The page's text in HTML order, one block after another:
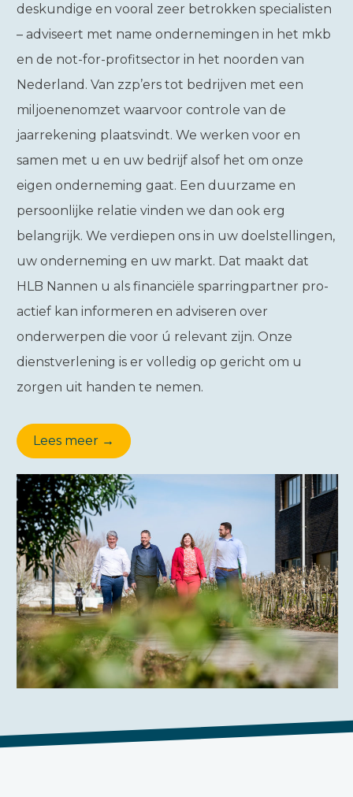
deskundige en vooral zeer betrokken specialisten
– adviseert met name ondernemingen in het mkb
en de not-for-profitsector in het noorden van
Nederland. Van zzp’ers tot bedrijven met een
miljoenenomzet waarvoor controle van de
jaarrekening plaatsvindt. We werken voor en
samen met u en uw bedrijf alsof het om onze
eigen onderneming gaat. Een duurzame en
persoonlijke relatie vinden we dan ook erg
belangrijk. We verdiepen ons in uw doelstellingen,
uw onderneming en uw markt. Dat maakt dat
HLB Nannen u als financiële sparringpartner pro-
actief kan informeren en adviseren over
onderwerpen die voor ú relevant zijn. Onze
dienstverlening is er volledig op gericht om u
zorgen uit handen te nemen.
Lees meer →